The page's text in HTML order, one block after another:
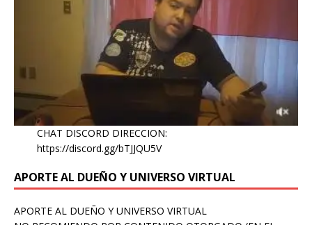
CHAT DISCORD DIRECCION:
https://discord.gg/bTJJQU5V
APORTE AL DUEÑO Y UNIVERSO VIRTUAL
APORTE AL DUEÑO Y UNIVERSO VIRTUAL